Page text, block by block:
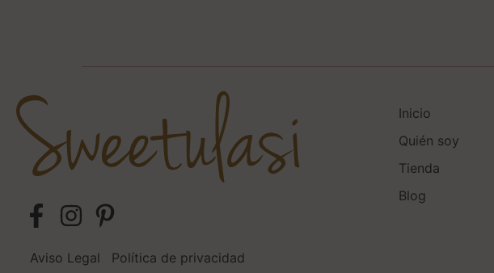
Aviso Legal Política de privacidad
Inicio
Quién soy
Tienda
Blog